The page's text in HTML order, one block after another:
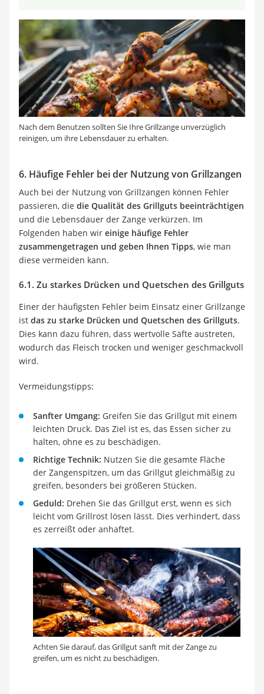
Nach dem Benutzen sollten Sie Ihre Grillzange unverzüglich
reinigen, um ihre Lebensdauer zu erhalten.
6. Häufige Fehler bei der Nutzung von Grillzangen
Auch bei der Nutzung von Grillzangen können Fehler
passieren, die die Qualität des Grillguts beeinträchtigen
und die Lebensdauer der Zange verkürzen. Im
Folgenden haben wir einige häufige Fehler
zusammengetragen und geben Ihnen Tipps, wie man
diese vermeiden kann.
6.1. Zu starkes Drücken und Quetschen des Grillguts
Einer der häufigsten Fehler beim Einsatz einer Grillzange
ist das zu starke Drücken und Quetschen des Grillguts.
Dies kann dazu führen, dass wertvolle Säfte austreten,
wodurch das Fleisch trocken und weniger geschmackvoll
wird.
Vermeidungstipps:
Sanfter Umgang: Greifen Sie das Grillgut mit einem
leichten Druck. Das Ziel ist es, das Essen sicher zu
halten, ohne es zu beschädigen.
Richtige Technik: Nutzen Sie die gesamte Fläche
der Zangenspitzen, um das Grillgut gleichmäßig zu
greifen, besonders bei größeren Stücken.
Geduld: Drehen Sie das Grillgut erst, wenn es sich
leicht vom Grillrost lösen lässt. Dies verhindert, dass
es zerreißt oder anhaftet.
Achten Sie darauf, das Grillgut sanft mit der Zange zu
greifen, um es nicht zu beschädigen.